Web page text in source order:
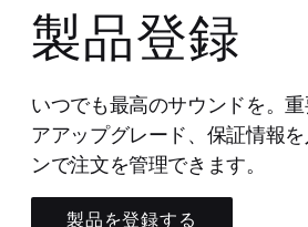
製品登録
いつでも最高のサウンドを。
アアップグレード、保証情報
ンで注文を管理できます。
製品を登録する